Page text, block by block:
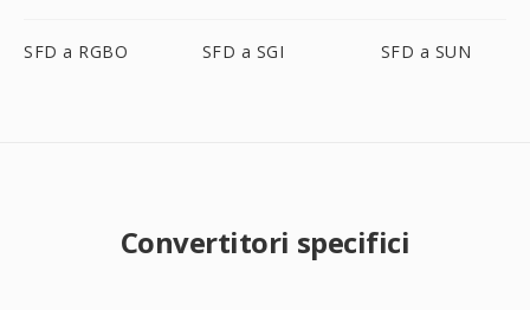
SFD a RGBO SFD a SGI SFD a SUN
Convertitori specifici